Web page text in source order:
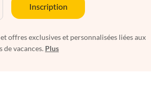
Inscription
offres exclusives et personnalisées liées aux
de vacances. Plus